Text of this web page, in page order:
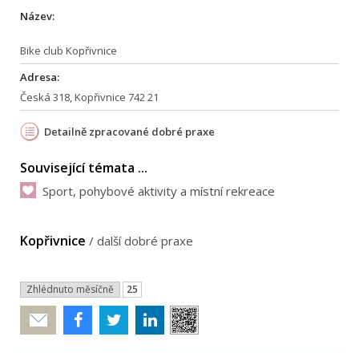
Název:
Bike club Kopřivnice
Adresa:
Česká 318, Kopřivnice 742 21
Detailně zpracované dobré praxe
Související témata ...
Sport, pohybové aktivity a místní rekreace
Kopřivnice / další dobré praxe
Zhlédnuto měsíčně 25
Poslat